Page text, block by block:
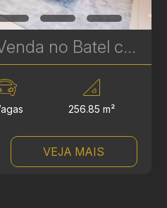
Apartamento à Venda no Batel com 2 Suítes – 256 m² | Sofisticação, Amplitude e Localização Premium | Ref 329
256.85 m²
VEJA MAIS